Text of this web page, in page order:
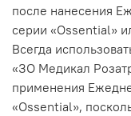
после нанесения
серии «Ossential»
Всегда
«ЗО Медикал
применения
«Ossential»,